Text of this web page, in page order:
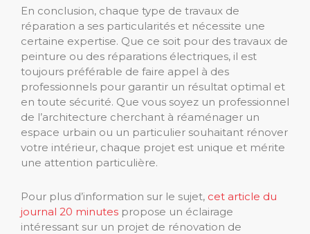
En conclusion, chaque type de travaux de
réparation a ses particularités et nécessite une
certaine expertise. Que ce soit pour des travaux de
peinture ou des réparations électriques, il est
toujours préférable de faire appel à des
professionnels pour garantir un résultat optimal et
en toute sécurité. Que vous soyez un professionnel
de l’architecture cherchant à réaménager un
espace urbain ou un particulier souhaitant rénover
votre intérieur, chaque projet est unique et mérite
une attention particulière.
Pour plus d’information sur le sujet, cet article du
journal 20 minutes propose un éclairage
intéressant sur un projet de rénovation de